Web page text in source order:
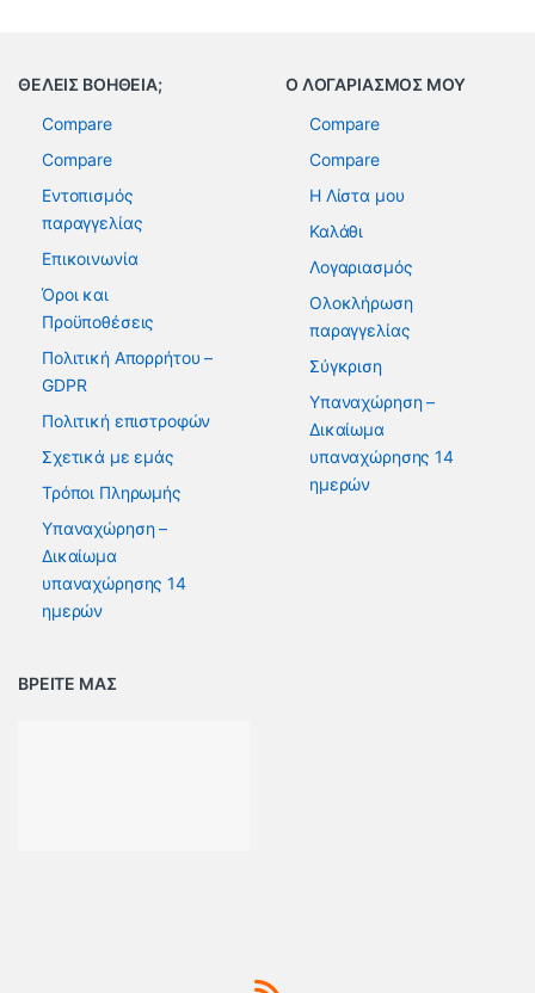
ΘΕΛΕΙΣ ΒΟΗΘΕΙΑ;
Compare
Compare
Εντοπισμός
παραγγελίας
Επικοινωνία
Όροι και
Προϋποθέσεις
Πολιτική Απορρήτου –
GDPR
Πολιτική επιστροφών
Σχετικά με εμάς
Τρόποι Πληρωμής
Υπαναχώρηση –
Δικαίωμα
υπαναχώρησης 14
ημερών
Ο ΛΟΓΑΡΙΑΣΜΟΣ ΜΟΥ
Compare
Compare
Η Λίστα μου
Καλάθι
Λογαριασμός
Ολοκλήρωση
παραγγελίας
Σύγκριση
Υπαναχώρηση –
Δικαίωμα
υπαναχώρησης 14
ημερών
ΒΡΕΙΤΕ ΜΑΣ